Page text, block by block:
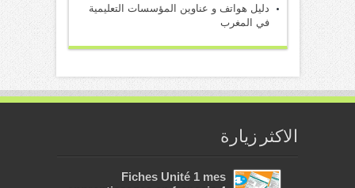
دليل هواتف و عناوين المؤسسات التعليمية
في المغرب
الاكثر زيارة
Fiches Unité 1 mes